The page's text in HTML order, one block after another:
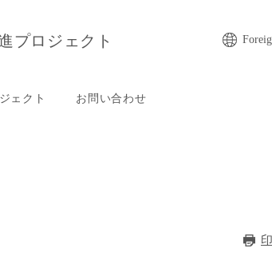
プロジェクト
ェクト お問い合わせ